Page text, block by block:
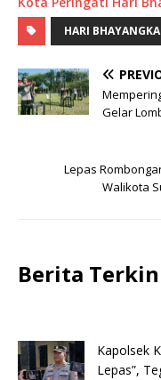
HARI
Gelar
Lepas
Walikota
Berita
Kapolsek
Lepas”,